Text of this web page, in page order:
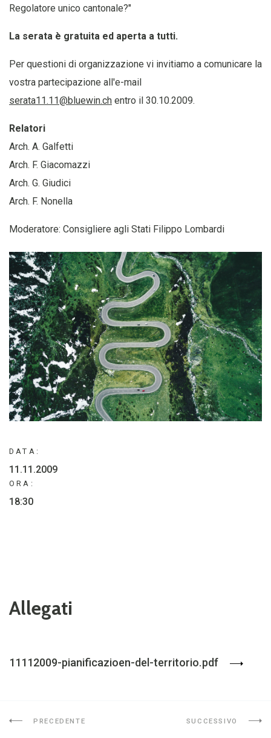
Regolatore unico cantonale?"
La serata è gratuita ed aperta a tutti.
Per questioni di organizzazione vi invitiamo a comunicare la
vostra partecipazione all'e-mail
serata11.11@bluewin.ch entro il 30.10.2009.
Relatori
Arch. A. Galfetti
Arch. F. Giacomazzi
Arch. G. Giudici
Arch. F. Nonella
Moderatore: Consigliere agli Stati Filippo Lombardi
DATA:
11.11.2009
ORA:
18:30
Allegati
11112009-pianificazioen-del-territorio.pdf
PRECEDENTE SUCCESSIVO